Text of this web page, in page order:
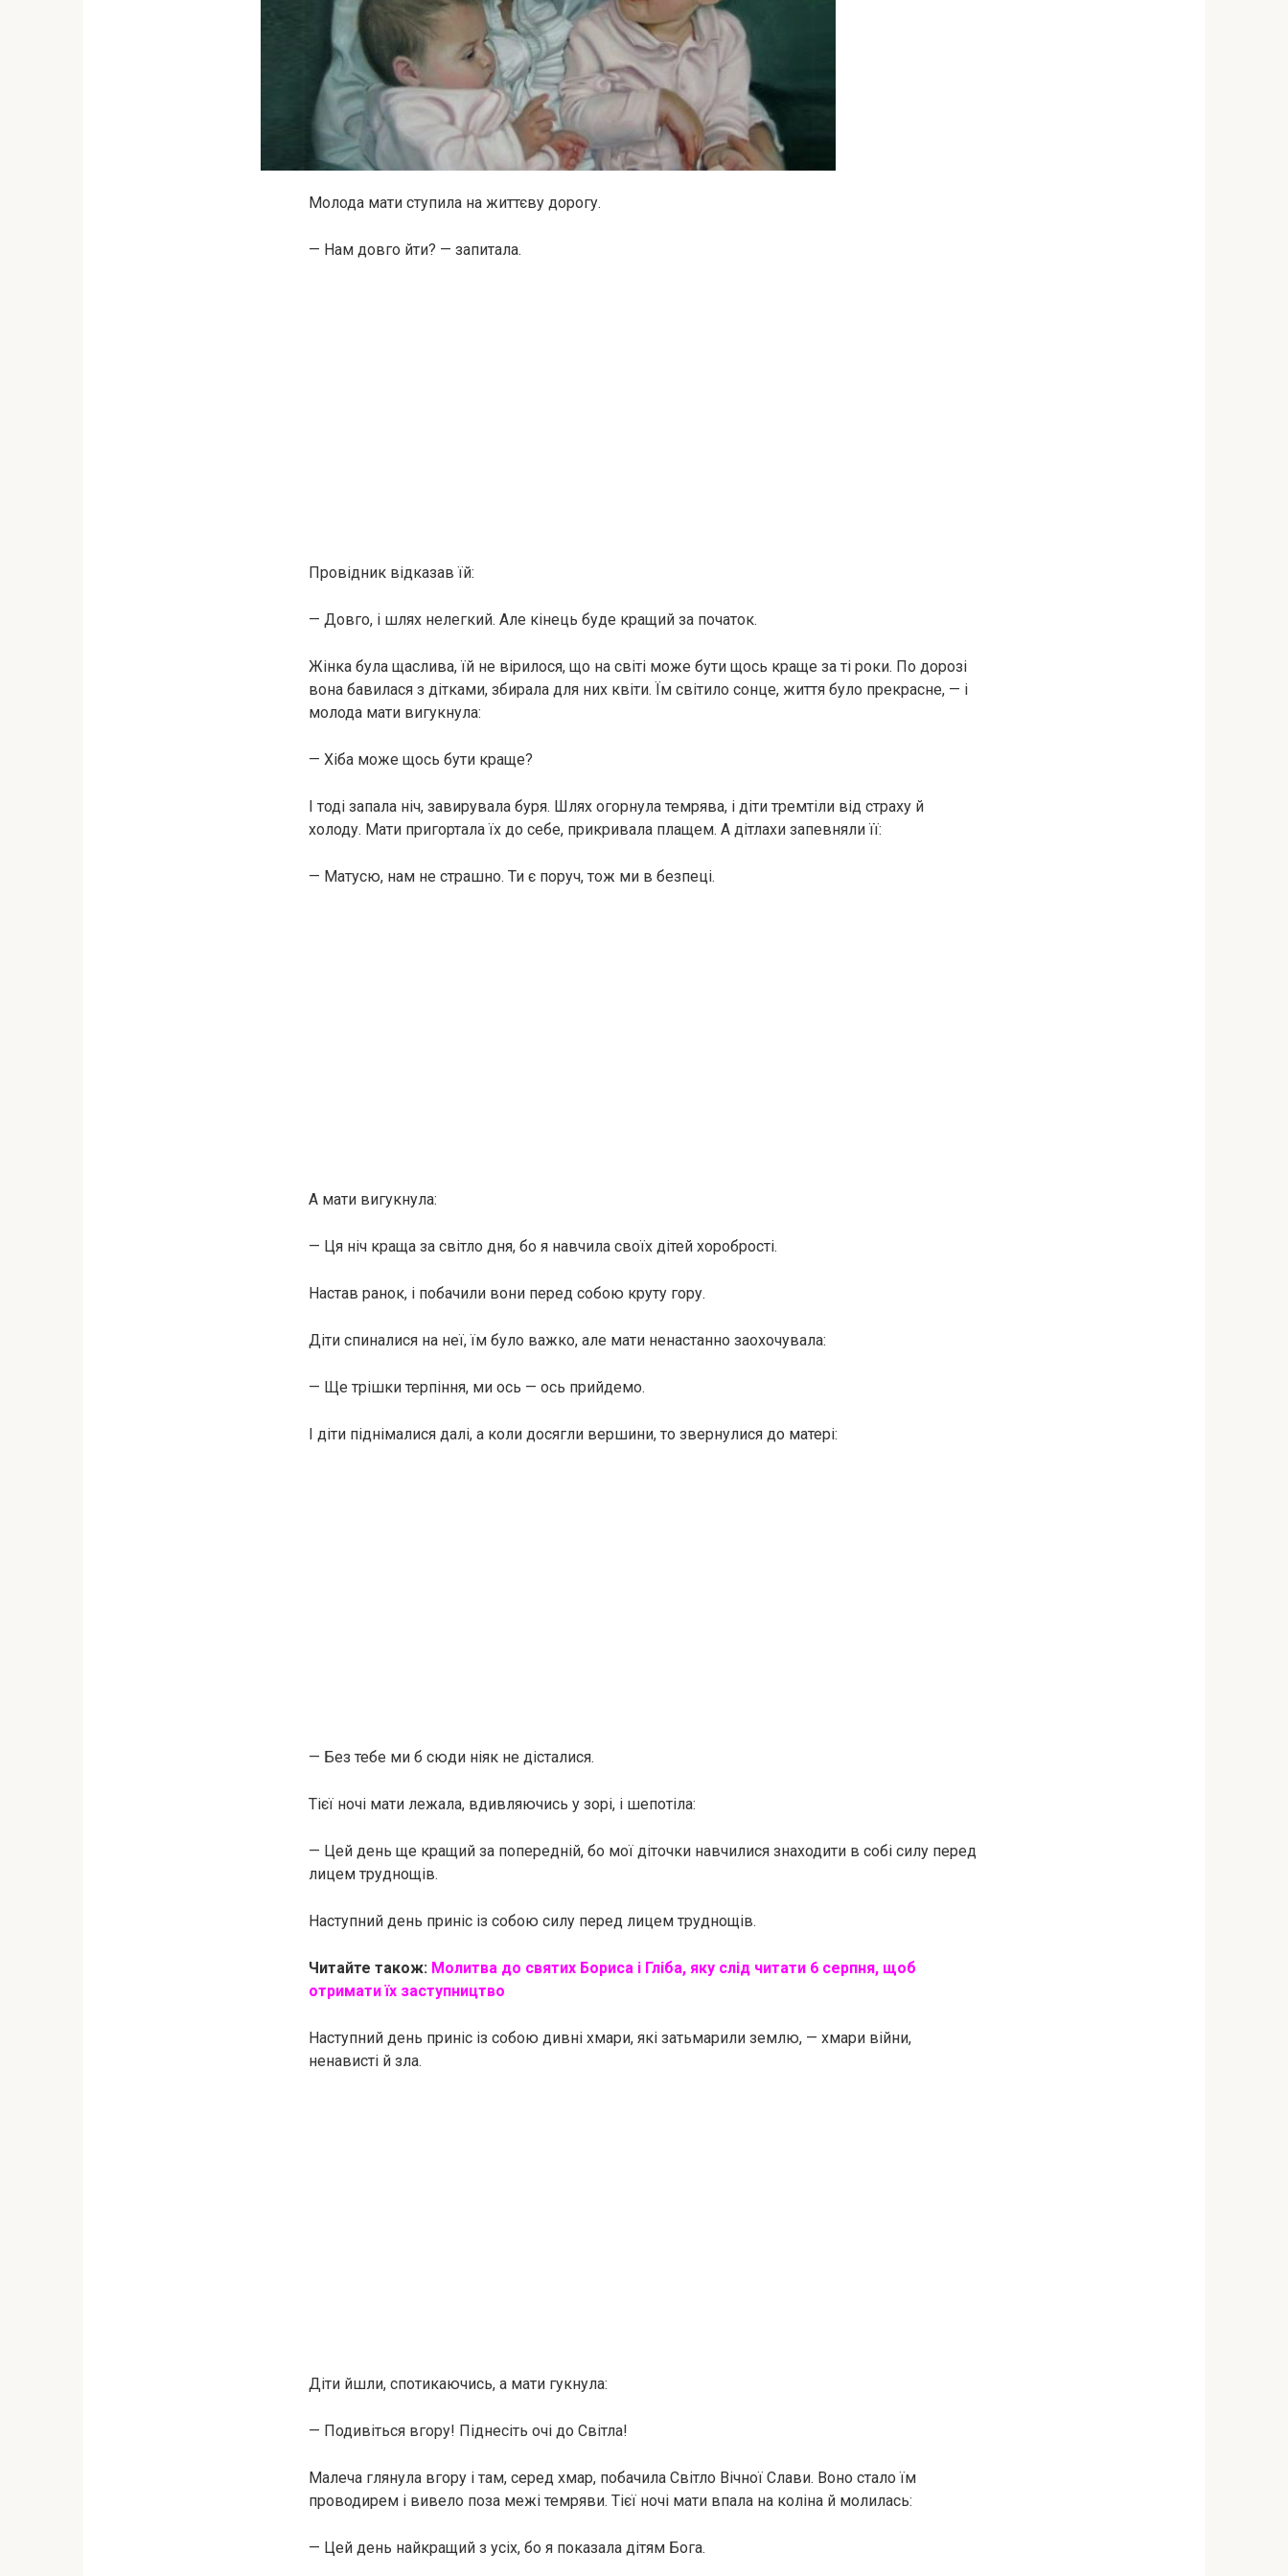
Молода мати ступила на життєву дорогу.
— Нам довго йти? — запитала.
Провідник відказав їй:
— Довго, і шлях нелегкий. Але кінець буде кращий за початок.
Жінка була щаслива, їй не вірилося, що на світі може бути щось краще за ті роки. По дорозі
вона бавилася з дітками, збирала для них квіти. Їм світило сонце, життя було прекрасне, — і
молода мати вигукнула:
— Хіба може щось бути краще?
І тоді запала ніч, завирувала буря. Шлях огорнула темрява, і діти тремтіли від страху й
холоду. Мати пригортала їх до себе, прикривала плащем. А дітлахи запевняли її:
— Матусю, нам не страшно. Ти є поруч, тож ми в безпеці.
А мати вигукнула:
— Ця ніч краща за світло дня, бо я навчила своїх дітей хоробрості.
Настав ранок, і побачили вони перед собою круту гору.
Діти спиналися на неї, їм було важко, але мати ненастанно заохочувала:
— Ще трішки терпіння, ми ось — ось прийдемо.
І діти піднімалися далі, а коли досягли вершини, то звернулися до матері:
— Без тебе ми б сюди ніяк не дісталися.
Тієї ночі мати лежала, вдивляючись у зорі, і шепотіла:
— Цей день ще кращий за попередній, бо мої діточки навчилися знаходити в собі силу перед
лицем труднощів.
Наступний день приніс із собою силу перед лицем труднощів.
Читайте також: Молитва до святих Бориса і Гліба, яку слід читати 6 серпня, щоб
отримати їх заступництво
Наступний день приніс із собою дивні хмари, які затьмарили землю, — хмари війни,
ненависті й зла.
Діти йшли, спотикаючись, а мати гукнула:
— Подивіться вгору! Піднесіть очі до Світла!
Малеча глянула вгору і там, серед хмар, побачила Світло Вічної Слави. Воно стало їм
проводирем і вивело поза межі темряви. Тієї ночі мати впала на коліна й молилась:
— Цей день найкращий з усіх, бо я показала дітям Бога.